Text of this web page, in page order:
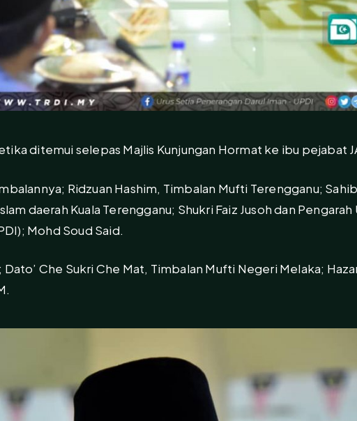
ditemui selepas Majlis Kunjungan Hormat ke ibu pejabat
Ridzuan Hashim, Timbalan Mufti Terengganu;
daerah Kuala Terengganu; Shukri Faiz Jusoh dan Pengarah
Mohd Soud Said.
Dato’ Che Sukri Che Mat, Timbalan Mufti Negeri Melaka;